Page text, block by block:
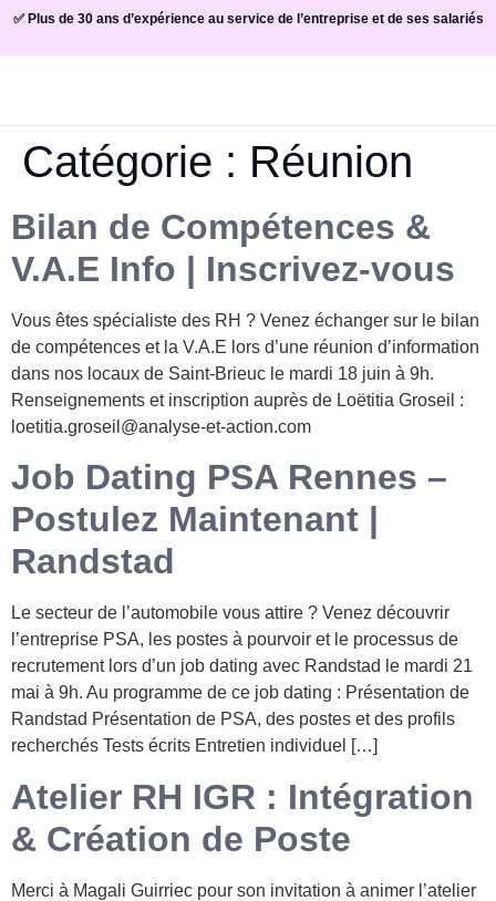
✅ Plus de 30 ans d’expérience au service de l’entreprise et de ses salariés
Catégorie : Réunion
Bilan de Compétences &
V.A.E Info | Inscrivez-vous
Vous êtes spécialiste des RH ? Venez échanger sur le bilan
de compétences et la V.A.E lors d’une réunion d’information
dans nos locaux de Saint-Brieuc le mardi 18 juin à 9h.
Renseignements et inscription auprès de Loëtitia Groseil :
loetitia.groseil@analyse-et-action.com
Job Dating PSA Rennes –
Postulez Maintenant |
Randstad
Le secteur de l’automobile vous attire ? Venez découvrir
l’entreprise PSA, les postes à pourvoir et le processus de
recrutement lors d’un job dating avec Randstad le mardi 21
mai à 9h. Au programme de ce job dating : Présentation de
Randstad Présentation de PSA, des postes et des profils
recherchés Tests écrits Entretien individuel […]
Atelier RH IGR : Intégration
& Création de Poste
Merci à Magali Guirriec pour son invitation à animer l’atelier